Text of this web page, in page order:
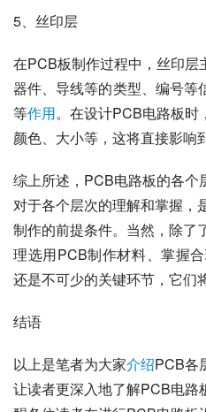
5、丝印层
在PCB板制作过程中，丝印层
器件、导线等的类型、编号等
等作用。在设计PCB电路板时
颜色、大小等，这将直接影响
综上所述，PCB电路板的各个
对于各个层次的理解和掌握，
制作的前提条件。当然，除了
理选用PCB制作材料、掌握
还是不可少的关键环节，它们
结语
以上是笔者为大家介绍PCB各
让读者更深入地了解PCB电路